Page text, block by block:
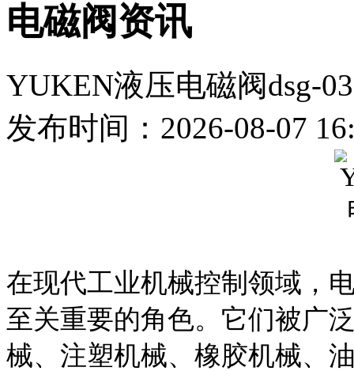
电磁阀资讯
YUKEN液压电磁阀dsg-
发布时间：2026-08-07
在现代工业机械控制领域，
至关重要的角色。它们被广
械、注塑机械、橡胶机械、